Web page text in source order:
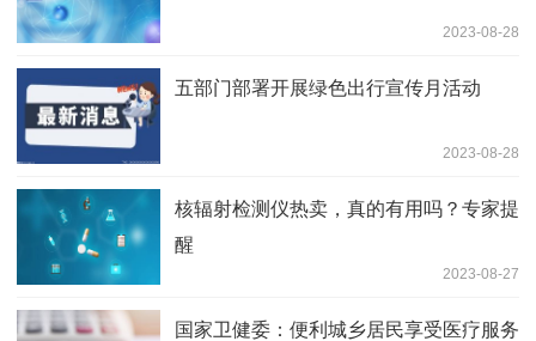
2023-08-28
五部门部署开展绿色出行宣传月活动
2023-08-28
核辐射检测仪热卖，真的有用吗？专家提
醒
2023-08-27
国家卫健委：便利城乡居民享受医疗服务